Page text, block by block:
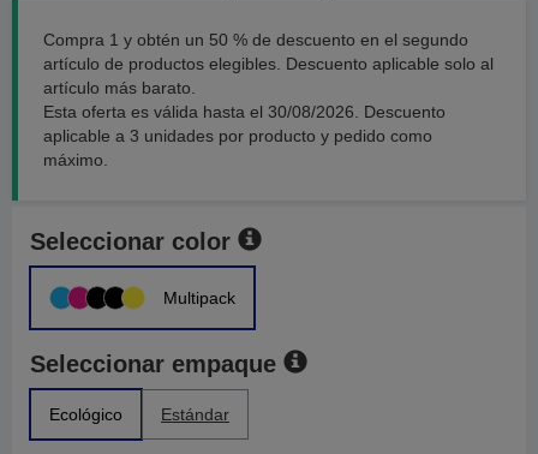
Compra 1 y obtén un 50 % de descuento en el segundo
artículo de productos elegibles. Descuento aplicable solo al
artículo más barato.
Esta oferta es válida hasta el 30/08/2026. Descuento
aplicable a 3 unidades por producto y pedido como
máximo.
Seleccionar color
Multipack
Seleccionar empaque
Ecológico Estándar